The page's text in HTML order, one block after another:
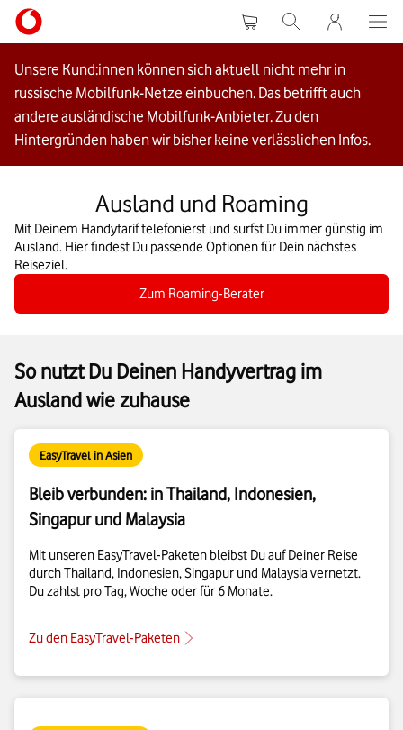
WarenkorbSuche
Unsere Kund:innen können sich aktuell nicht mehr in
russische Mobilfunk-Netze einbuchen. Das betrifft auch
andere ausländische Mobilfunk-Anbieter. Zu den
Hintergründen haben wir bisher keine verlässlichen Infos.
Ausland und Roaming
Mit Deinem Handytarif telefonierst und surfst Du immer günstig im
Ausland. Hier findest Du passende Optionen für Dein nächstes
Reiseziel.
Zum Roaming-Berater
So nutzt Du Deinen Handyvertrag im
Ausland wie zuhause
EasyTravel in Asien
Bleib verbunden: in Thailand, Indonesien,
Singapur und Malaysia
Mit unseren EasyTravel-Paketen bleibst Du auf Deiner Reise
durch Thailand, Indonesien, Singapur und Malaysia vernetzt.
Du zahlst pro Tag, Woche oder für 6 Monate.
Zu den EasyTravel-Paketen